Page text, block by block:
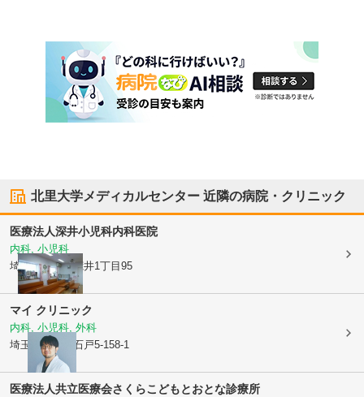
北里大学メディカルセンター 近隣の病院・クリニック
医療法人深井小児科内科医院
内科, 小児科
埼玉県北本市荒井1丁目95
マイ クリニック
内科, 小児科, 外科
埼玉県北本市
石戸5-158-1
医療法人共立医療会さくらこどもとおとな診療所